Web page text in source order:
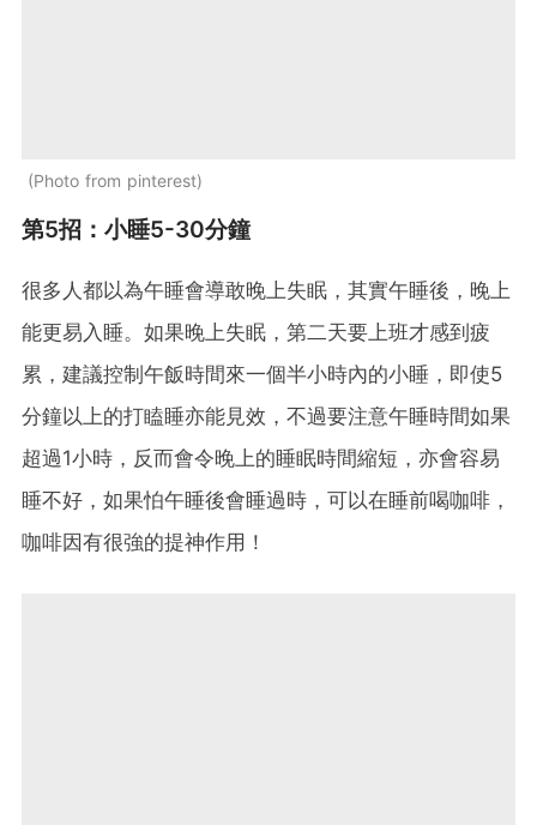
Photo from pinterest
第5招：小睡5-30分鐘
很多人都以為午睡會導敢晚上失眠，其實午睡後，晚上
能更易入睡。如果晚上失眠，第二天要上班才感到疲
累，建議控制午飯時間來一個半小時內的小睡，即使5
分鐘以上的打瞌睡亦能見效，不過要注意午睡時間如果
超過1小時，反而會令晚上的睡眠時間縮短，亦會容易
睡不好，如果怕午睡後會睡過時，可以在睡前喝咖啡，
咖啡因有很強的提神作用！